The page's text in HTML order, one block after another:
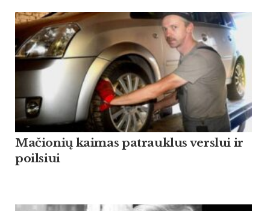
Mačionių kaimas patrauklus verslui ir
poilsiui